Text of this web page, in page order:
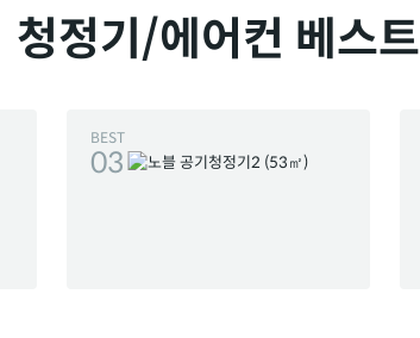
청정기/에어컨 베스트
BEST
03